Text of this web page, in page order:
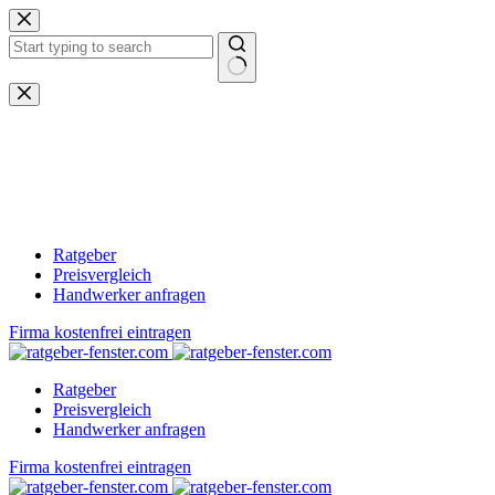
Zum
Inhalt
springen
Keine
Ergebnisse
Ratgeber
Preisvergleich
Handwerker anfragen
Firma kostenfrei eintragen
Ratgeber
Preisvergleich
Handwerker anfragen
Firma kostenfrei eintragen